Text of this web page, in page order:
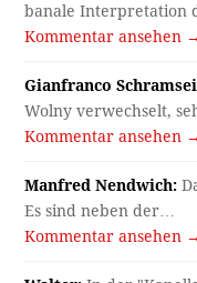
banale Interpretation
Kommentar ansehen →
Gianfranco
Wolny verwechselt,
Kommentar ansehen →
Manfred Nendwich:
Es sind neben der…
Kommentar ansehen →